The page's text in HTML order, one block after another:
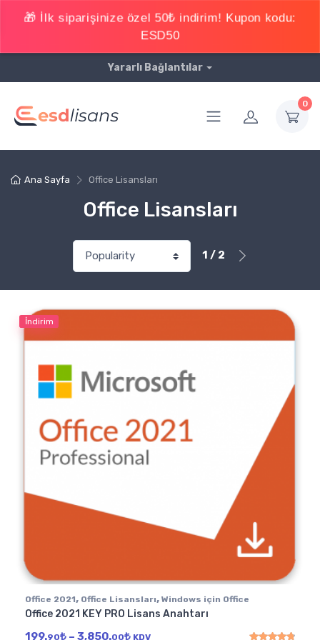
Yararlı Bağlantılar
0
Ana Sayfa Office Lisansları
Office Lisansları
1 / 2
İndirim
Office 2021, Office Lisansları, Windows için Office
Office 2021 KEY PRO Lisans Anahtarı
199.90₺ – 3,850.00₺Fiyat aralığı: 199.90₺ - 3,850.00₺
KDV